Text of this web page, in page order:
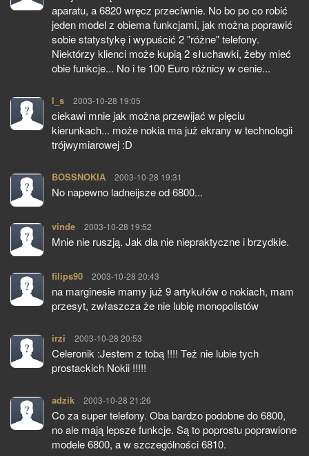
aparatu, a 6820 wręcz przeciwnie. No bo po co robić
jeden model z obiema funkcjami, jak można poprawić
sobie statystykę i wypuścić 2 "różne" telefony.
Niektórzy klienci może kupią 2 słuchawki, żeby mieć
obie funkcje... No i te 100 Euro różnicy w cenie...
l_s pisze:
2003-10-28 19:05
ciekawi mnie jak można przewijać w pięciu
kierunkach... może nokia ma już ekrany w technologii
trójwymiarowej :D
BOSSNOKIA pisze:
2003-10-28 19:31
No napewno ladneijsze od 6800...
vinde pisze:
2003-10-28 19:52
Mnie nie ruszją. Jak dla nie niepraktyczne i brzydkie.
filips90 pisze:
2003-10-28 20:43
na marginesie mamy już 9 artykułów o nokiach, mam
przesyt, zwłaszcza że nie lubię monopolistów
irzi pisze:
2003-10-28 20:53
Celeronik :Jestem z tobą !!!! Też nie lubie tych
prostackich Nokii !!!!!
adzik pisze:
2003-10-28 21:26
Co za super telefony. Oba bardzo podobne do 6800,
no ale mają lepsze funkcje. Są to poprostu poprawione
modele 6800, a w szczególności 6810.